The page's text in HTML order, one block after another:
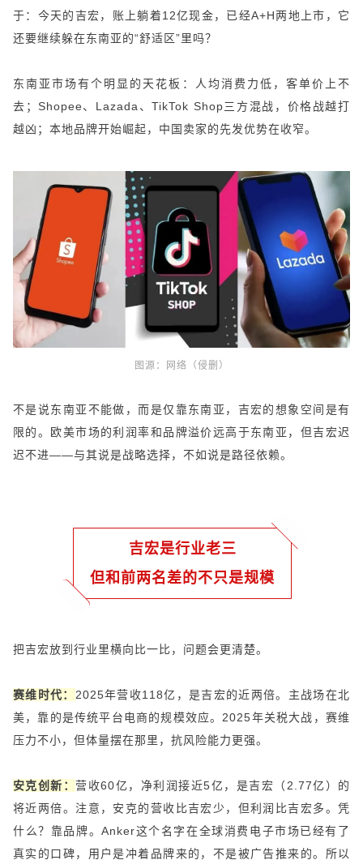
于：今天的吉宏，账上躺着12亿现金，已经A+H两地上市，它
还要继续躲在东南亚的“舒适区”里吗？
东南亚市场有个明显的天花板：人均消费力低，客单价上不
去；Shopee、Lazada、TikTok Shop三方混战，价格战越打
越凶；本地品牌开始崛起，中国卖家的先发优势在收窄。
图源： 网络（侵删）
不是说东南亚不能做，而是仅靠东南亚，吉宏的想象空间是有
限的。欧美市场的利润率和品牌溢价远高于东南亚，但吉宏迟
迟不进——与其说是战略选择，不如说是路径依赖。
吉宏是行业老三
但和前两名差的不只是规模
把吉宏放到行业里横向比一比，问题会更清楚。
赛维时代： 2025年营收118亿，是吉宏的近两倍。主战场在北
美，靠的是传统平台电商的规模效应。2025年关税大战，赛维
压力不小，但体量摆在那里，抗风险能力更强。
安克创新：营收60亿，净利润接近5亿，是吉宏（2.77亿）的
将近两倍。注意，安克的营收比吉宏少，但利润比吉宏多。凭
什么？靠品牌。Anker这个名字在全球消费电子市场已经有了
真实的口碑，用户是冲着品牌来的，不是被广告推来的。所以